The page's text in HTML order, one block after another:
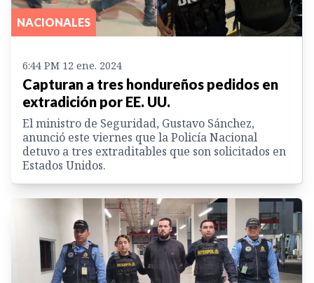
NACIONALES
6:44 PM 12 ene. 2024
Capturan a tres hondureños pedidos en
extradición por EE. UU.
El ministro de Seguridad, Gustavo Sánchez,
anunció este viernes que la Policía Nacional
detuvo a tres extraditables que son solicitados en
Estados Unidos.